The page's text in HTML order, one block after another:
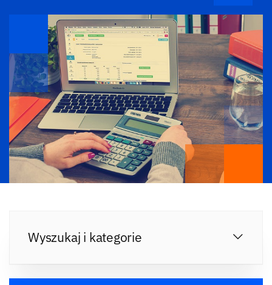
Wyszukaj i kategorie